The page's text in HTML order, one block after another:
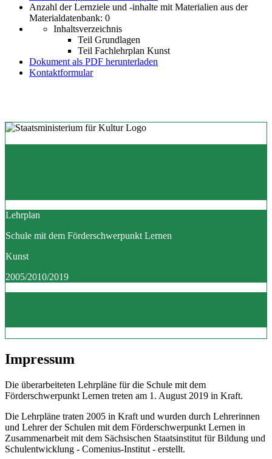
Anzahl der Lernziele und -inhalte mit Materialien aus der
Materialdatenbank: 0
Inhaltsverzeichnis
Teil Grundlagen
Teil Fachlehrplan Kunst
Dokument als PDF herunterladen
Kontaktformular
Lehrplan
Schule mit dem Förderschwerpunkt Lernen
Kunst
2005/2010/2019
Impressum
Die überarbeiteten Lehrpläne für die Schule mit dem
Förderschwerpunkt Lernen treten am 1. August 2019 in Kraft.
Die Lehrpläne traten 2005 in Kraft und wurden durch Lehrerinnen
und Lehrer der Schulen mit dem Förderschwerpunkt Lernen in
Zusammenarbeit mit dem Sächsischen Staatsinstitut für Bildung und
Schulentwicklung - Comenius-Institut - erstellt.